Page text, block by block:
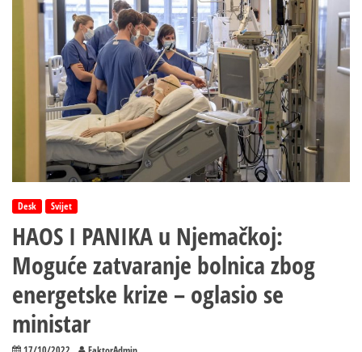
prelaze
na
plaćanje
energenata
u
nacionalnim
valutama
Desk Svijet
HAOS I PANIKA u Njemačkoj:
Moguće zatvaranje bolnica zbog
energetske krize – oglasio se
ministar